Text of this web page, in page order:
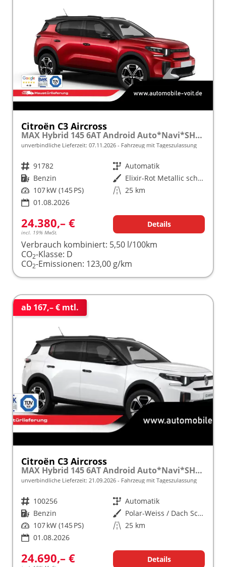
Citroën C3 Aircross
MAX Hybrid 145 6AT Android Auto*Navi*SHZ*Kamera*Totwinkel*Keyless*17"*Klimaauto
unverbindliche Lieferzeit: 07.11.2026 Fahrzeug mit Tageszulassung
Fahrzeugnr. 91782 Getriebe Automatik
Kraftstoff Benzin Außenfarbe
Elixir-Rot Metallic schwarzem Dach
Leistung 107 kW (145 PS) Kilometerstand 25 km
01.08.2026
24.380,– €
incl. 19% MwSt.
Details
Verbrauch kombiniert: 5,50 l/100km
CO2-Klasse: D
CO2-Emissionen: 123,00 g/km
ab 167,– € mtl.
Citroën C3 Aircross
MAX Hybrid 145 6AT Android Auto*Navi*SHZ*Kamera*Totwinkel*Keyless*17"*Klimaauto
unverbindliche Lieferzeit: 21.09.2026 Fahrzeug mit Tageszulassung
Fahrzeugnr. 100256 Getriebe Automatik
Kraftstoff Benzin Außenfarbe
Polar-Weiss / Dach Schwarz
Leistung 107 kW (145 PS) Kilometerstand 25 km
01.08.2026
24.690,– € Details